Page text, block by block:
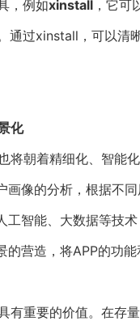
，例如xinstall ，它可
通过xinstall，可以清
化
将朝着精细化、智能
画像的分析，根据不
工智能、大数据等技
的营造，将APP的功
有重要的价值。在存